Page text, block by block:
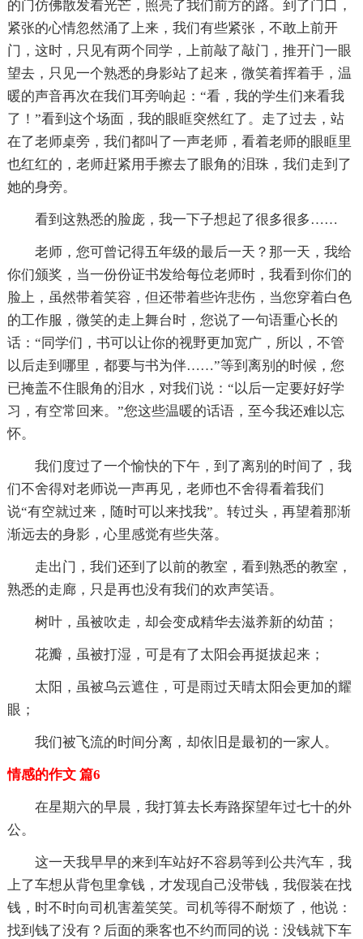
的门仿佛散发着光芒，照亮了我们前方的路。到了门口，
紧张的心情忽然涌了上来，我们有些紧张，不敢上前开
门，这时，只见有两个同学，上前敲了敲门，推开门一眼
望去，只见一个熟悉的身影站了起来，微笑着挥着手，温
暖的声音再次在我们耳旁响起：“看，我的学生们来看我
了！”看到这个场面，我的眼眶突然红了。走了过去，站
在了老师桌旁，我们都叫了一声老师，看着老师的眼眶里
也红红的，老师赶紧用手擦去了眼角的泪珠，我们走到了
她的身旁。
看到这熟悉的脸庞，我一下子想起了很多很多……
老师，您可曾记得五年级的最后一天？那一天，我给
你们颁奖，当一份份证书发给每位老师时，我看到你们的
脸上，虽然带着笑容，但还带着些许悲伤，当您穿着白色
的工作服，微笑的走上舞台时，您说了一句语重心长的
话：“同学们，书可以让你的视野更加宽广，所以，不管
以后走到哪里，都要与书为伴……”等到离别的时候，您
已掩盖不住眼角的泪水，对我们说：“以后一定要好好学
习，有空常回来。”您这些温暖的话语，至今我还难以忘
怀。
我们度过了一个愉快的下午，到了离别的时间了，我
们不舍得对老师说一声再见，老师也不舍得看着我们
说“有空就过来，随时可以来找我”。转过头，再望着那渐
渐远去的身影，心里感觉有些失落。
走出门，我们还到了以前的教室，看到熟悉的教室，
熟悉的走廊，只是再也没有我们的欢声笑语。
树叶，虽被吹走，却会变成精华去滋养新的幼苗；
花瓣，虽被打湿，可是有了太阳会再挺拔起来；
太阳，虽被乌云遮住，可是雨过天晴太阳会更加的耀
眼；
我们被飞流的时间分离，却依旧是最初的一家人。
情感的作文 篇6
在星期六的早晨，我打算去长寿路探望年过七十的外
公。
这一天我早早的来到车站好不容易等到公共汽车，我
上了车想从背包里拿钱，才发现自己没带钱，我假装在找
钱，时不时向司机害羞笑笑。司机等得不耐烦了，他说：
找到钱了没有？后面的乘客也不约而同的说：没钱就下车